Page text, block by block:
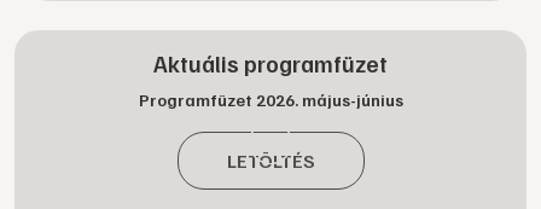
Aktuális programfüzet
Programfüzet 2026. május-június
LETÖLTÉS